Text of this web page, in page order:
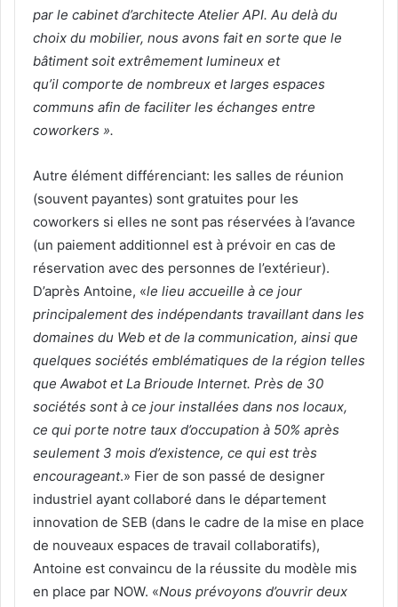
par le cabinet d’architecte Atelier API. Au delà du
choix du mobilier, nous avons fait en sorte que le
bâtiment soit extrêmement lumineux et
qu’il comporte de nombreux et larges espaces
communs afin de faciliter les échanges entre
coworkers ».
Autre élément différenciant: les salles de réunion
(souvent payantes) sont gratuites pour les
coworkers si elles ne sont pas réservées à l’avance
(un paiement additionnel est à prévoir en cas de
réservation avec des personnes de l’extérieur).
D’après Antoine, «le lieu accueille à ce jour
principalement des indépendants travaillant dans les
domaines du Web et de la communication, ainsi que
quelques sociétés emblématiques de la région telles
que Awabot et La Brioude Internet. Près de 30
sociétés sont à ce jour installées dans nos locaux,
ce qui porte notre taux d’occupation à 50% après
seulement 3 mois d’existence, ce qui est très
encourageant.» Fier de son passé de designer
industriel ayant collaboré dans le département
innovation de SEB (dans le cadre de la mise en place
de nouveaux espaces de travail collaboratifs),
Antoine est convaincu de la réussite du modèle mis
en place par NOW. «Nous prévoyons d’ouvrir deux